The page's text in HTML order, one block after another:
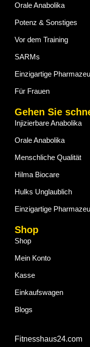
Orale Anabolika
Potenz & Sonstiges
Vor dem Training
SARMs
Einzigartige
Für Frauen
Gehen Sie
Injizierbare Anabolika
Orale Anabolika
Menschliche Qualität
Hilma Biocare
Hulks Unglaublich
Einzigartige
Shop
Shop
Mein Konto
Kasse
Einkaufswagen
Blogs
Fitnesshaus24.com